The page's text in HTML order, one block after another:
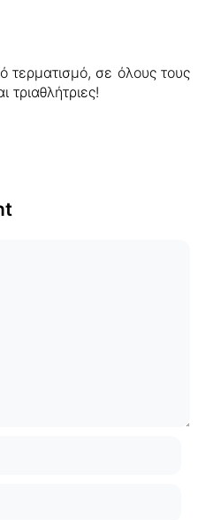
τερματισμό, σε όλους τους
τριαθλήτριες!